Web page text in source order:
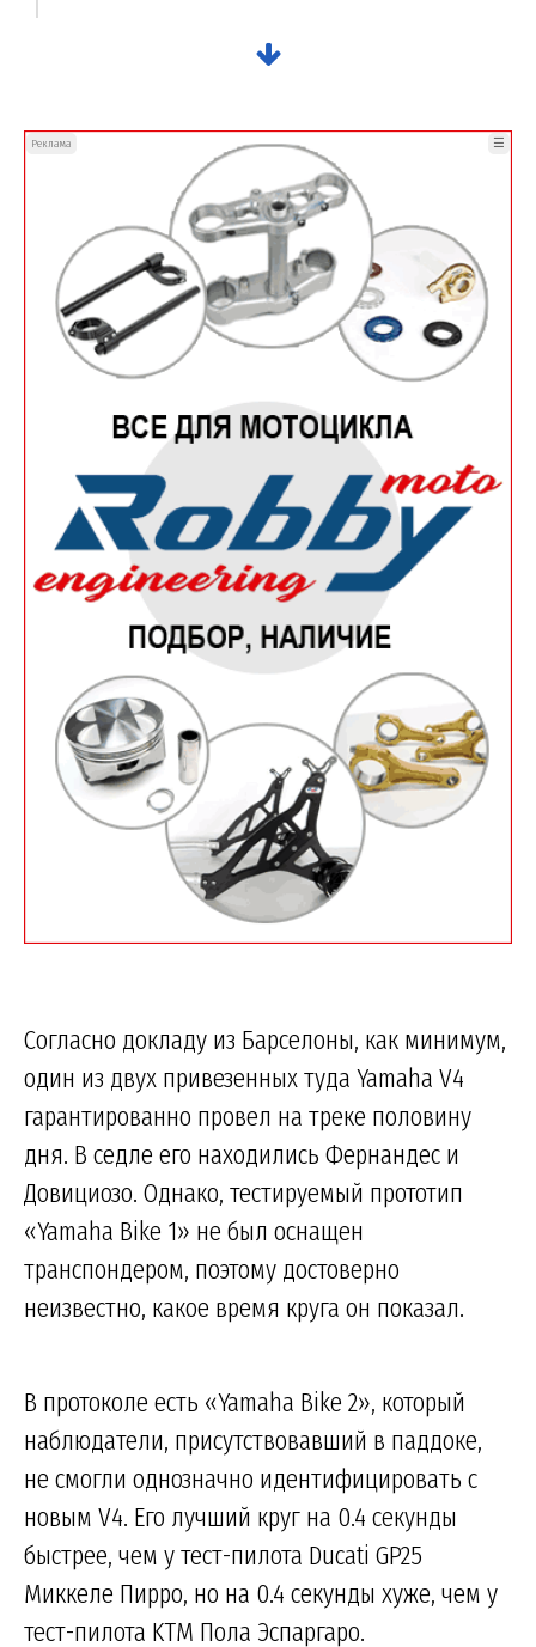
Реклама ☰
Согласно докладу из Барселоны, как минимум,
один из двух привезенных туда Yamaha V4
гарантированно провел на треке половину
дня. В седле его находились Фернандес и
Довициозо. Однако, тестируемый прототип
«Yamaha Bike 1» не был оснащен
транспондером, поэтому достоверно
неизвестно, какое время круга он показал.
В протоколе есть «Yamaha Bike 2», который
наблюдатели, присутствовавший в паддоке,
не смогли однозначно идентифицировать с
новым V4. Его лучший круг на 0.4 секунды
быстрее, чем у тест-пилота Ducati GP25
Миккеле Пирро, но на 0.4 секунды хуже, чем у
тест-пилота KTM Пола Эспаргаро.